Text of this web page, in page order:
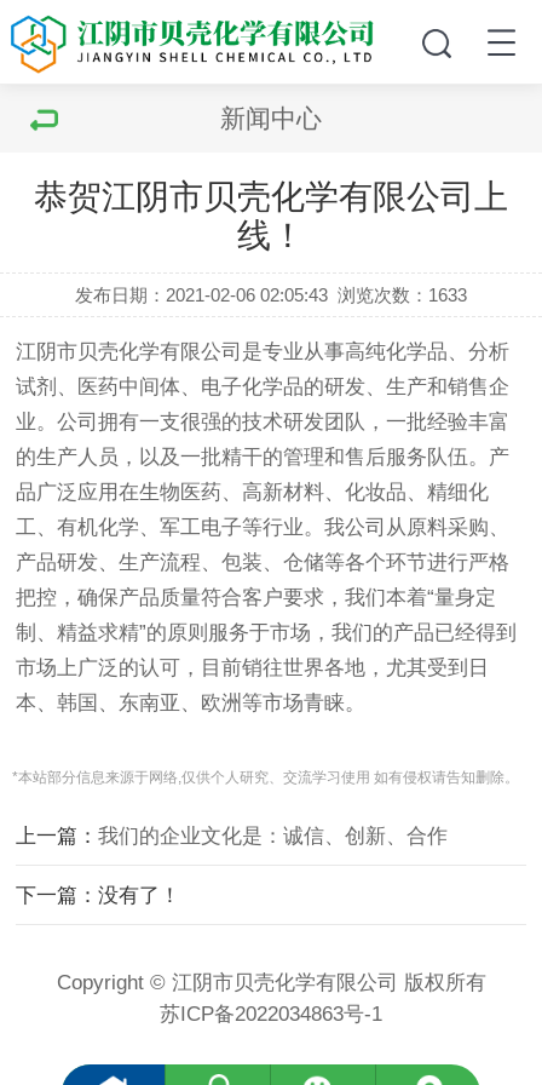
新闻中心
恭贺江阴市贝壳化学有限公司上
线！
发布日期：2021-02-06 02:05:43 浏览次数：1633
江阴市贝壳化学有限公司是专业从事高纯化学品、分析
试剂、医药中间体、电子化学品的研发、生产和销售企
业。公司拥有一支很强的技术研发团队，一批经验丰富
的生产人员，以及一批精干的管理和售后服务队伍。产
品广泛应用在生物医药、高新材料、化妆品、精细化
工、有机化学、军工电子等行业。我公司从原料采购、
产品研发、生产流程、包装、仓储等各个环节进行严格
把控，确保产品质量符合客户要求，我们本着“量身定
制、精益求精”的原则服务于市场，我们的产品已经得到
市场上广泛的认可，目前销往世界各地，尤其受到日
本、韩国、东南亚、欧洲等市场青睐。
*本站部分信息来源于网络,仅供个人研究、交流学习使用 如有侵权请告知删除。
上一篇：我们的企业文化是：诚信、创新、合作
下一篇：没有了！
Copyright © 江阴市贝壳化学有限公司 版权所有
苏ICP备2022034863号-1